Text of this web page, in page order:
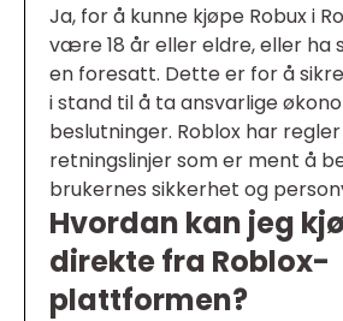
Ja, for å kunne kjøpe Robux i
være 18 år eller eldre, eller ha
en foresatt. Dette er for å
i stand til å ta ansvarlige
beslutninger. Roblox har
retningslinjer som er ment å
brukernes sikkerhet og
Hvordan kan jeg
direkte fra Roblox-
plattformen?